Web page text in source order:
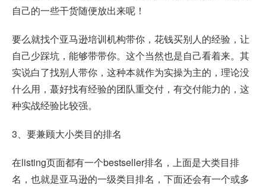
自己的一些干货随便放出来呢！
要么就找个亚马逊培训机构带你，花钱买别人的经验，让
自己少踩坑，能够带带你。这个当然也是自己看着来。其
实说白了找别人带你，这种本就作为实操为主的，理论没
什么用，蕞好找有经验的团队重交付，有交付能力的，这
种实战经验比较强。
3、要兼顾大小类目的排名
在listing页面都有一个bestseller排名，上面是大类目排
名，也就是亚马逊的一级类目排名，下面还会有一个或多